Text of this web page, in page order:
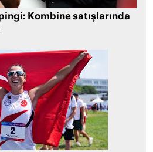
Kombine satışlarında